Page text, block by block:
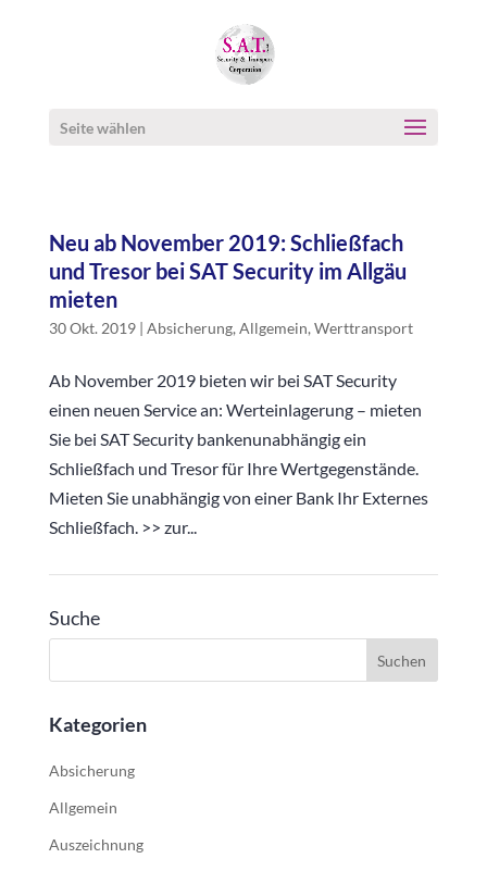
Seite wählen
Neu ab November 2019: Schließfach
und Tresor bei SAT Security im Allgäu
mieten
30 Okt. 2019| Absicherung, Allgemein, Werttransport
Ab November 2019 bieten wir bei SAT Security
einen neuen Service an: Werteinlagerung – mieten
Sie bei SAT Security bankenunabhängig ein
Schließfach und Tresor für Ihre Wertgegenstände.
Mieten Sie unabhängig von einer Bank Ihr Externes
Schließfach. >> zur...
Suche
Kategorien
Absicherung
Allgemein
Auszeichnung